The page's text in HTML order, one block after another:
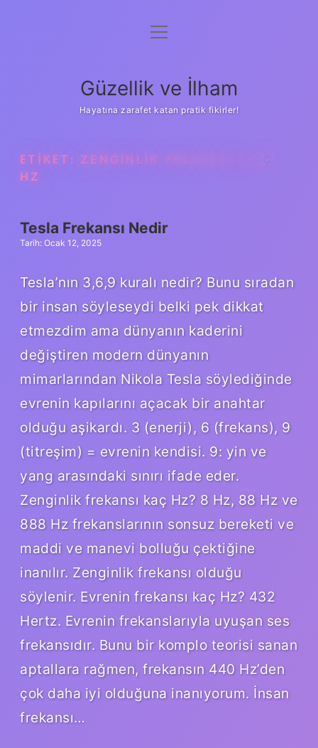
Anasayfa
Yasal Uyarı
menüyü
Güzellik ve İlham
Hayatına zarafet katan pratik fikirler!
ETIKET: ZENGINLIK FREKANSI KAÇ
HZ
Tesla Frekansı Nedir
Tarih: Ocak 12, 2025
Tesla’nın 3,6,9 kuralı nedir? Bunu sıradan
bir insan söyleseydi belki pek dikkat
etmezdim ama dünyanın kaderini
değiştiren modern dünyanın
mimarlarından Nikola Tesla söylediğinde
evrenin kapılarını açacak bir anahtar
olduğu aşikardı. 3 (enerji), 6 (frekans), 9
(titreşim) = evrenin kendisi. 9: yin ve
yang arasındaki sınırı ifade eder.
Zenginlik frekansı kaç Hz? 8 Hz, 88 Hz ve
888 Hz frekanslarının sonsuz bereketi ve
maddi ve manevi bolluğu çektiğine
inanılır. Zenginlik frekansı olduğu
söylenir. Evrenin frekansı kaç Hz? 432
Hertz. Evrenin frekanslarıyla uyuşan ses
frekansıdır. Bunu bir komplo teorisi sanan
aptallara rağmen, frekansın 440 Hz’den
çok daha iyi olduğuna inanıyorum. İnsan
frekansı…